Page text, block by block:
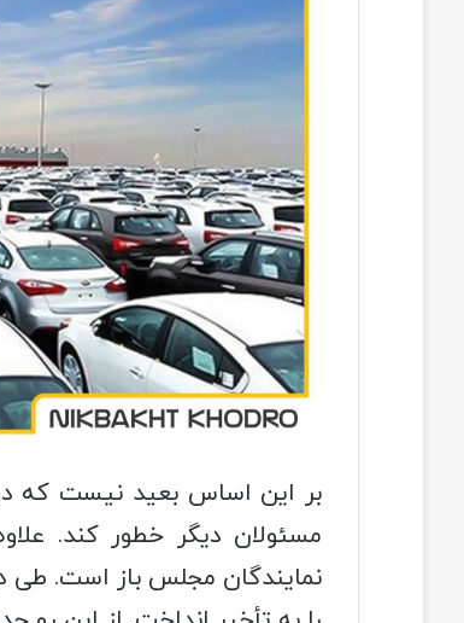
بر این اساس بعید نیست که
مسئولان دیگر خطور کند.
نمایندگان مجلس باز است. طی